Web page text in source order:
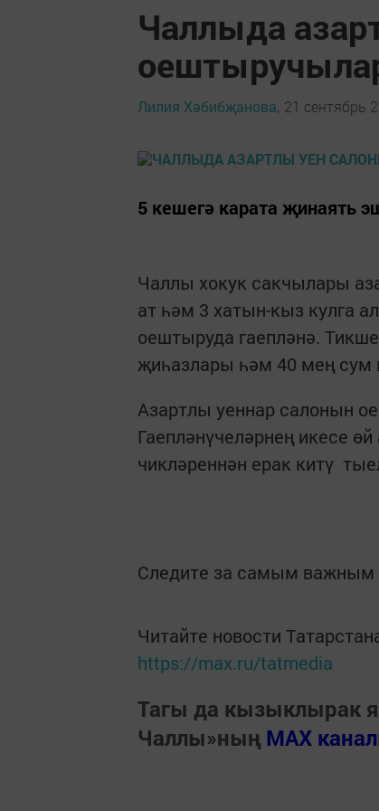
Чаллыда
Лилия Хәбибҗанова, 21 сентябрь
5 кешегә карата җинаять
Чаллы хокук сакчылары
ат һәм 3 хатын-кыз кулга
оештыруда гаепләнә.
җиһазлары һәм 40 мең сум
Азартлы уеннар салонын
Гаепләнүчеләрнең икесе
чикләреннән ерак китү
Следите за самым важным
Читайте новости
https://max.ru/tatmedia
Тагы да кызыклырак
Чаллы»ның MAX